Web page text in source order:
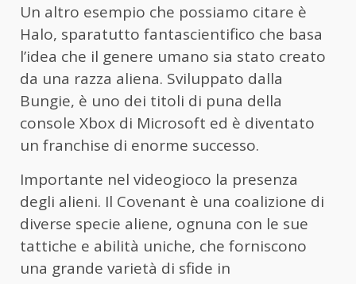
Un altro esempio che possiamo citare è
Halo, sparatutto fantascientifico che basa
l’idea che il genere umano sia stato creato
da una razza aliena. Sviluppato dalla
Bungie, è uno dei titoli di puna della
console Xbox di Microsoft ed è diventato
un franchise di enorme successo.
Importante nel videogioco la presenza
degli alieni. Il Covenant è una coalizione di
diverse specie aliene, ognuna con le sue
tattiche e abilità uniche, che forniscono
una grande varietà di sfide in